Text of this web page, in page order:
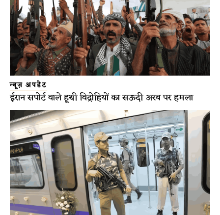
न्यूज़ अपडेट
ईरान सपोर्ट वाले हूथी विद्रोहियों का सऊदी अरब पर हमला